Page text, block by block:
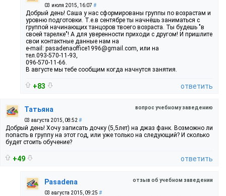
03 июля 2015, 16:07 #
Добрый день! Саша у нас сформированы группы по возрастам и
уровню подготовки. Т.е.в сентябре ты начнёшь заниматься с
группой начинающих танцоров твоего возраста. Ты будешь "в
своей тарелке"! А для уверенности приходи с другом! И пришлите
свои контактные данные нам на
e-mail: pasadenaoffice1996@gmail.com, или на
тел.093-570-11-93,
096-570-11-66.
В августе мы тебе сообщим когда начнутся занятия.
+83 ответить
вопрос учебному заведению
Татьяна
03 августа 2015, 08:52 #
Добрый день! Хочу записать дочку (5,5лет) на джаз фанк. Возможно ли
попасть в группу на этот год, или уже только на следующий? И сколько
будет стоить обучение?
+49 ответить
отзыв об учебном заведении
Pasadena
03 августа 2015, 09:25 #